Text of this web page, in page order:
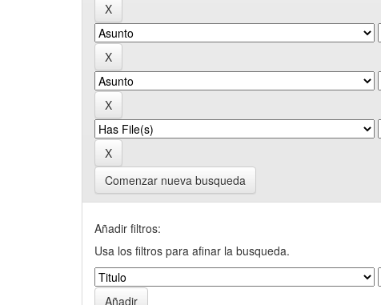
Comenzar nueva busqueda
Añadir filtros:
Usa los filtros para afinar la busqueda.